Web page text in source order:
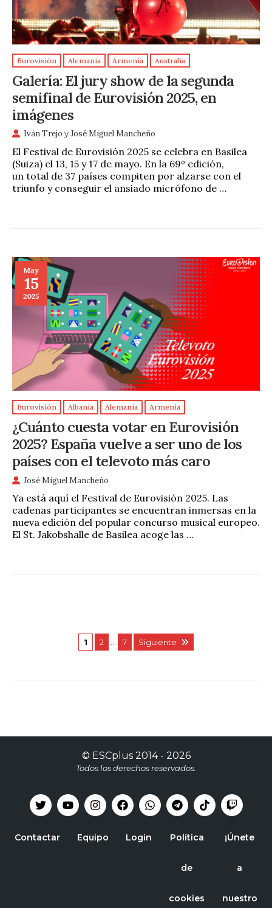
Eurovisión Alemania Armenia Australia
Galería: El jury show de la segunda
semifinal de Eurovisión 2025, en
imágenes
Iván Trejo yJosé Miguel Mancheño
El Festival de Eurovisión 2025 se celebra en Basilea
(Suiza) el 13, 15 y 17 de mayo. En la 69º edición,
un total de 37 países compiten por alzarse con el
triunfo y conseguir el ansiado micrófono de …
May
15
2025
Eurovisión Albania Alemania Armenia
¿Cuánto cuesta votar en Eurovisión
2025? España vuelve a ser uno de los
países con el televoto más caro
José Miguel Mancheño
Ya está aquí el Festival de Eurovisión 2025. Las
cadenas participantes se encuentran inmersas en la
nueva edición del popular concurso musical europeo.
El St. Jakobshalle de Basilea acoge las …
1 2 7 Siguiente
© ESCplus2014 - 2026
Todos los derechos reservados.
Contactar Equipo Login Política
de
cookies
¡Únete
a
nuestro